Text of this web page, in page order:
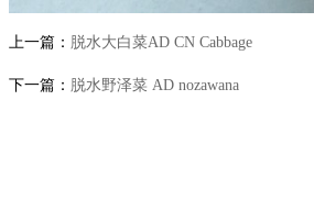
上一篇： 脱水大白菜AD CN Cabbage
下一篇： 脱水野泽菜 AD nozawana